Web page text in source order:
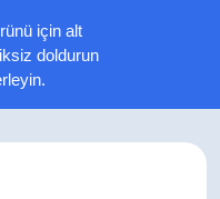
için alt
doldurun